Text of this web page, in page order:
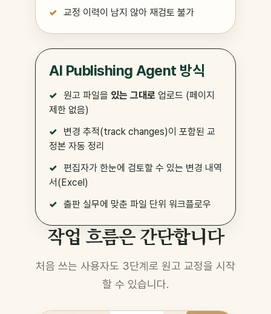
교정 이력이 남지 않아 재검토 불가
AI Publishing Agent 방식
원고 파일을 있는 그대로 업로드 (페이지
제한 없음)
변경 추적(track changes)이 포함된 교
정본 자동 정리
편집자가 한눈에 검토할 수 있는 변경 내역
서(Excel)
출판 실무에 맞춘 파일 단위 워크플로우
작업 흐름은 간단합니다
처음 쓰는 사용자도 3단계로 원고 교정을 시작
할 수 있습니다.